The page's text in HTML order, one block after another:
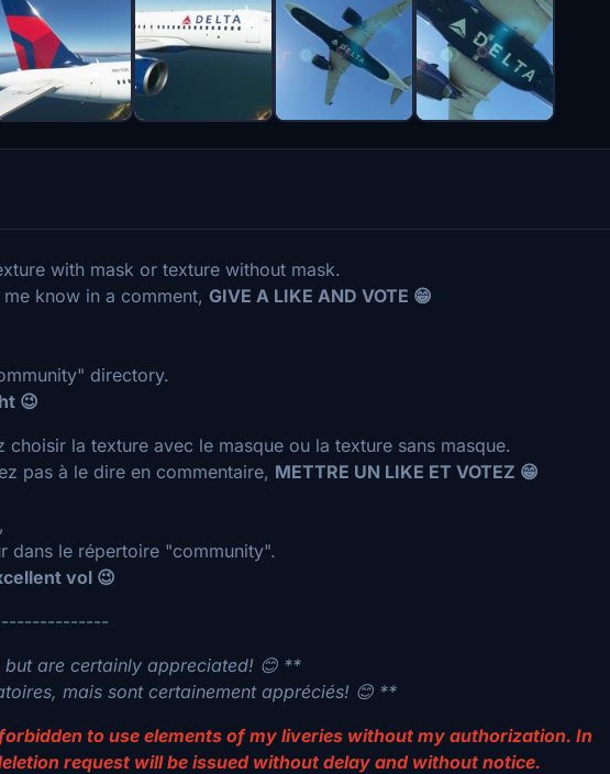
with mask or texture without mask.
know in a comment, GIVE A LIKE AND VOTE 😁
directory.
😉
la texture avec le masque ou la texture sans masque.
pas à le dire en commentaire, METTRE UN LIKE ET VOTEZ 😁
dans le répertoire "community".
vol 😉
are certainly appreciated! 😊 **
mais sont certainement appréciés! 😊 **
to use elements of my liveries without my authorization. In
request will be issued without delay and without notice.